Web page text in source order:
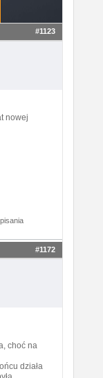
#1123
nowej
#1172
choć na
działa